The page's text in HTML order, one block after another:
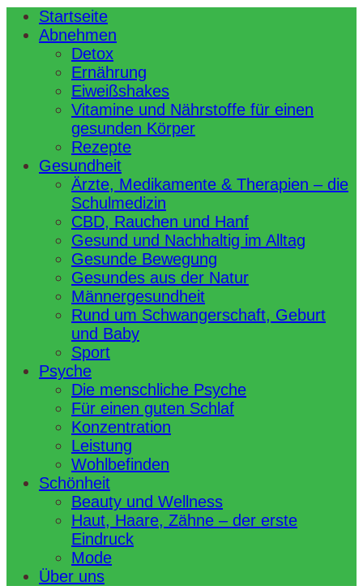
Startseite
Abnehmen
Detox
Ernährung
Eiweißshakes
Vitamine und Nährstoffe für einen
gesunden Körper
Rezepte
Gesundheit
Ärzte, Medikamente & Therapien – die
Schulmedizin
CBD, Rauchen und Hanf
Gesund und Nachhaltig im Alltag
Gesunde Bewegung
Gesundes aus der Natur
Männergesundheit
Rund um Schwangerschaft, Geburt
und Baby
Sport
Psyche
Die menschliche Psyche
Für einen guten Schlaf
Konzentration
Leistung
Wohlbefinden
Schönheit
Beauty und Wellness
Haut, Haare, Zähne – der erste
Eindruck
Mode
Über uns